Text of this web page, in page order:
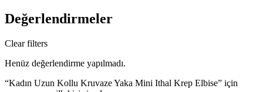
Değerlendirmeler
Clear filters
Henüz değerlendirme yapılmadı.
“Kadın Uzun Kollu Kruvaze Yaka Mini Ithal Krep Elbise” için